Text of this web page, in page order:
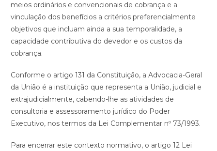
meios ordinários e convencionais de cobrança e a
vinculação dos benefícios a critérios preferencialmente
objetivos que incluam ainda a sua temporalidade, a
capacidade contributiva do devedor e os custos da
cobrança.
Conforme o artigo 131 da Constituição, a Advocacia-Geral
da União é a instituição que representa a União, judicial e
extrajudicialmente, cabendo-lhe as atividades de
consultoria e assessoramento jurídico do Poder
Executivo, nos termos da Lei Complementar nº 73/1993.
Para encerrar este contexto normativo, o artigo 12 Lei